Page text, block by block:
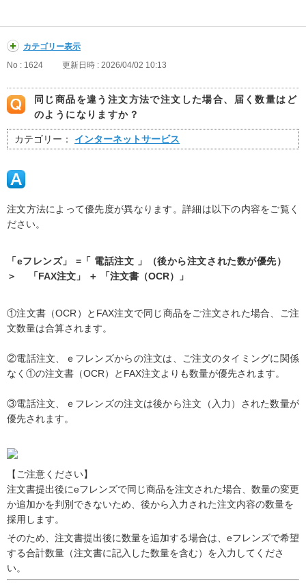
カテゴリー表示
No : 1624
更新日時 : 2026/04/02 10:13
同じ商品を違う注文方法で注文した場合、届く数量はど
のようになりますか？
カテゴリー： インターネットサービス
注文方法によって優先度が異なります。詳細は以下の内容をご覧く
ださい。
「eフレンズ」 =「 電話注文 」（後から注文された数が優先）
＞ 「FAX注文」 ＋ 「注文書（OCR）」
①注文書（OCR）とFAX注文で同じ商品をご注文された場合、ご注
文数量は合算されます。
②電話注文、ｅフレンズからの注文は、ご注文のタイミングに関係
なく①の注文書（OCR）とFAX注文よりも数量が優先されます。
③電話注文、ｅフレンズの注文は後から注文（入力）された数量が
優先されます。
【ご注意ください】
注文書提出後にeフレンズで同じ商品を注文された場合、数量の変更
か追加かを判別できないため、後から入力された注文内容の数量を
採用します。
そのため、注文書提出後に数量を追加する場合は、eフレンズで希望
する合計数量（注文書に記入した数量を含む）を入力してくださ
い。